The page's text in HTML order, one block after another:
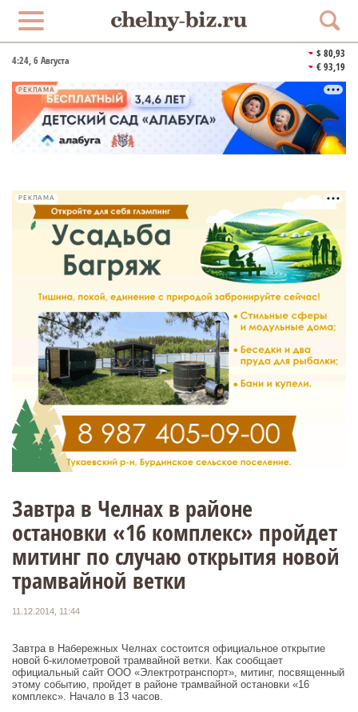
4:24, 6 Августа
$ 80,93
€ 93,19
РЕКЛАМА
РЕКЛАМА
Завтра в Челнах в районе
остановки «16 комплекс» пройдет
митинг по случаю открытия новой
трамвайной ветки
11.12.2014, 11:44
Завтра в Набережных Челнах состоится официальное открытие
новой 6-километровой трамвайной ветки. Как сообщает
официальный сайт ООО «Электротранспорт», митинг, посвященный
этому событию, пройдет в районе трамвайной остановки «16
комплекс». Начало в 13 часов.